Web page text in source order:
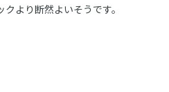
より断然よいそうです。